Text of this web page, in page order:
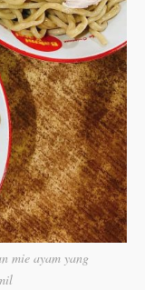
mie ayam yang